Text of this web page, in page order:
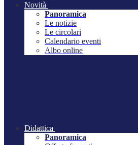
Novità
Panoramica
Le notizie
Le circolari
Calendario eventi
Albo online
Didattica
Panoramica